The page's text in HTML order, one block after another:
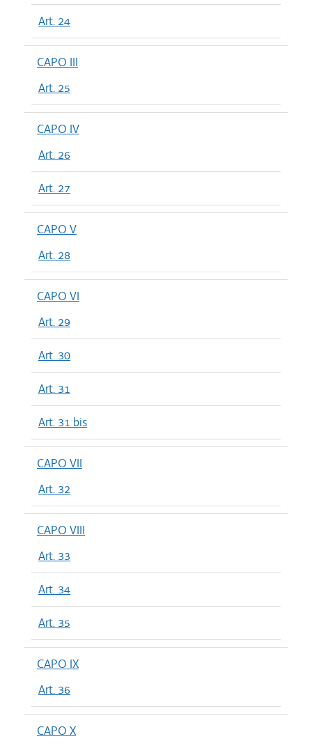
Art. 24
CAPO III
Art. 25
CAPO IV
Art. 26
Art. 27
CAPO V
Art. 28
CAPO VI
Art. 29
Art. 30
Art. 31
Art. 31 bis
CAPO VII
Art. 32
CAPO VIII
Art. 33
Art. 34
Art. 35
CAPO IX
Art. 36
CAPO X